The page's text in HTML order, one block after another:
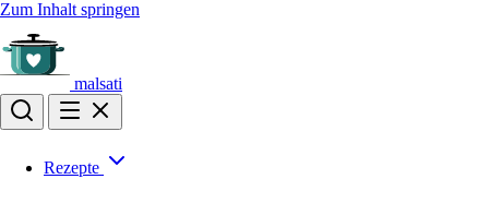
Zum Inhalt springen
malsati
Rezepte